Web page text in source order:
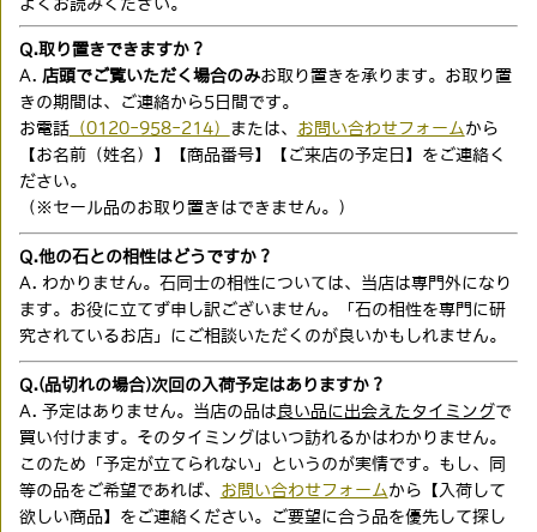
よくお読みください。
Q.取り置きできますか？
A. 店頭でご覧いただく場合のみお取り置きを承ります。お取り置
きの期間は、ご連絡から5日間です。
お電話（0120-958-214） または、 お問い合わせフォーム から
【お名前（姓名）】【商品番号】【ご来店の予定日】をご連絡く
ださい。
（※セール品のお取り置きはできません。）
Q.他の石との相性はどうですか？
A. わかりません。石同士の相性については、当店は専門外になり
ます。お役に立てず申し訳ございません。「石の相性を専門に研
究されているお店」にご相談いただくのが良いかもしれません。
Q.(品切れの場合)次回の入荷予定はありますか？
A. 予定はありません。当店の品は 良い品に出会えたタイミングで
買い付けます。そのタイミングはいつ訪れるかはわかりません。
このため「予定が立てられない」というのが実情です。もし、同
等の品をご希望であれば、 お問い合わせフォーム から【入荷して
欲しい商品】をご連絡ください。ご要望に合う品を優先して探し